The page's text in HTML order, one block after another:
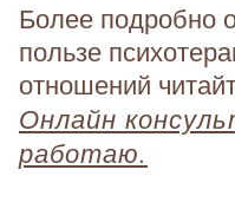
Более подробно
пользе
отношений
Онлайн
работаю.